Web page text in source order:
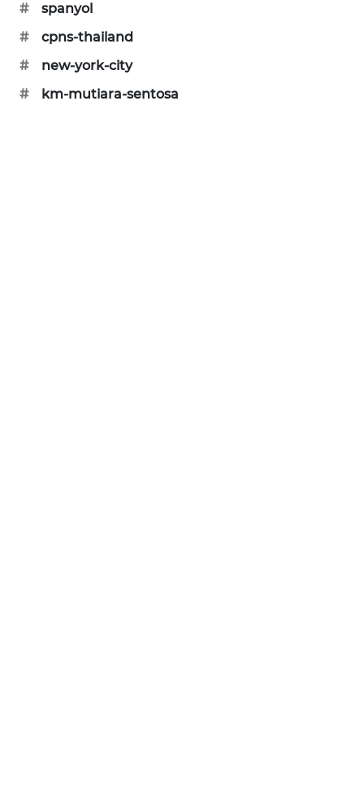
#
spanyol
#
cpns-thailand
#
new-york-city
#
km-mutiara-sentosa
NEWS
NEWS